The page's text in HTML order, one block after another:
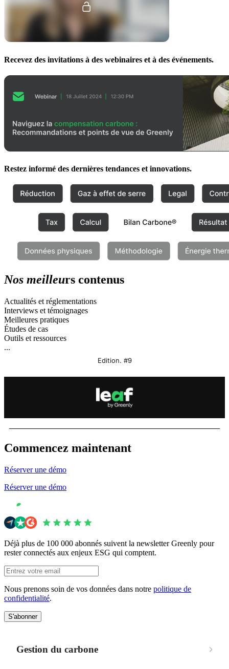
Recevez des invitations à des webinaires et à des événements.
Restez informé des dernières tendances et innovations.
Nos meilleurs contenus
Actualités et réglementations
Interviews et témoignages
Meilleures pratiques
Études de cas
Outils et ressources
...
Commencez maintenant
Réserver une démo
Réserver une démo
Déjà plus de 100 000 abonnés suivent la newsletter Greenly pour
rester connectés aux enjeux ESG qui comptent.
Nous prenons soin de vos données dans notre politique de
confidentialité.
S'abonner
Gestion du carbone